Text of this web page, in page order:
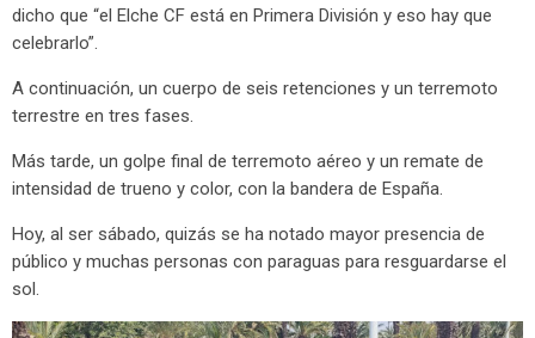
dicho que “el Elche CF está en Primera División y eso hay que
celebrarlo”.
A continuación, un cuerpo de seis retenciones y un terremoto
terrestre en tres fases.
Más tarde, un golpe final de terremoto aéreo y un remate de
intensidad de trueno y color, con la bandera de España.
Hoy, al ser sábado, quizás se ha notado mayor presencia de
público y muchas personas con paraguas para resguardarse el
sol.